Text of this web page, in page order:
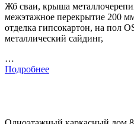
Жб сваи, крыша
межэтажное перекрытие 200
отделка гипсокартон, на пол
металлический сайдинг,
…
Подробнее